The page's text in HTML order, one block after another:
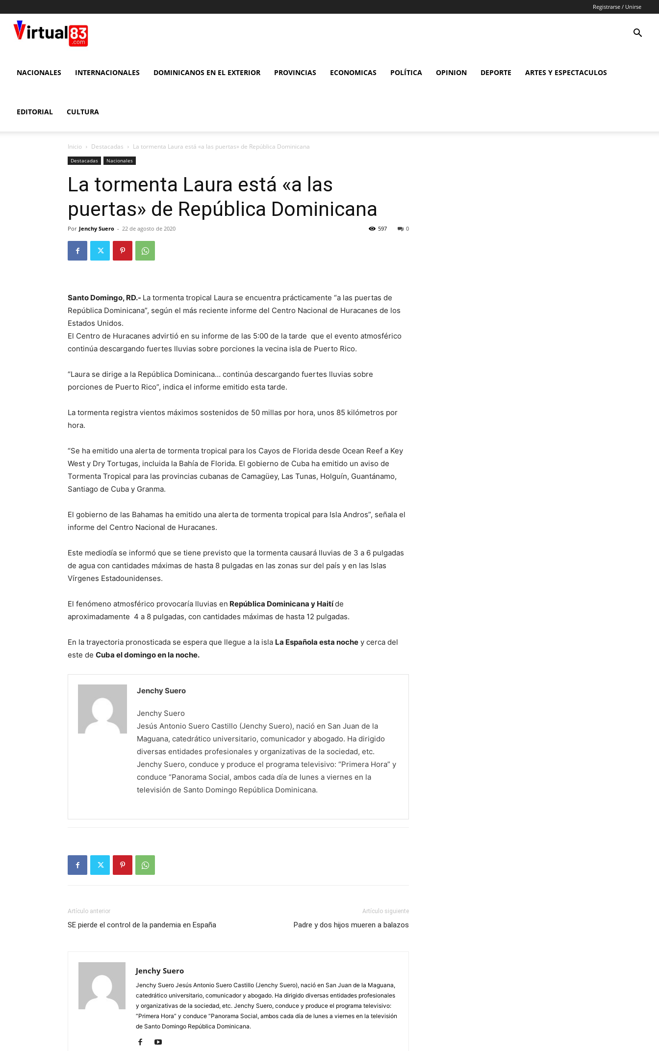
Registrarse / Unirse
83
NACIONALES INTERNACIONALES DOMINICANOS EN EL EXTERIOR PROVINCIAS ECONOMICAS POLÍTICA OPINION DEPORTE ARTES Y ESPECTACULOS
EDITORIAL CULTURA
Inicio Destacadas La tormenta Laura está «a las puertas» de República Dominicana
Destacadas Nacionales
La tormenta Laura está «a las
puertas» de República Dominicana
Por Jenchy Suero - 22 de agosto de 2020 0
597
Santo Domingo, RD.- La tormenta tropical Laura se encuentra prácticamente “a las puertas de
República Dominicana”, según el más reciente informe del Centro Nacional de Huracanes de los
Estados Unidos.
El Centro de Huracanes advirtió en su informe de las 5:00 de la tarde que el evento atmosférico
continúa descargando fuertes lluvias sobre porciones la vecina isla de Puerto Rico.
“Laura se dirige a la República Dominicana… continúa descargando fuertes lluvias sobre
porciones de Puerto Rico”, indica el informe emitido esta tarde.
La tormenta registra vientos máximos sostenidos de 50 millas por hora, unos 85 kilómetros por
hora.
“Se ha emitido una alerta de tormenta tropical para los Cayos de Florida desde Ocean Reef a Key
West y Dry Tortugas, incluida la Bahía de Florida. El gobierno de Cuba ha emitido un aviso de
Tormenta Tropical para las provincias cubanas de Camagüey, Las Tunas, Holguín, Guantánamo,
Santiago de Cuba y Granma.
El gobierno de las Bahamas ha emitido una alerta de tormenta tropical para Isla Andros”, señala el
informe del Centro Nacional de Huracanes.
Este mediodía se informó que se tiene previsto que la tormenta causará lluvias de 3 a 6 pulgadas
de agua con cantidades máximas de hasta 8 pulgadas en las zonas sur del país y en las Islas
Vírgenes Estadounidenses.
El fenómeno atmosférico provocaría lluvias en República Dominicana y Haitíde
aproximadamente 4 a 8 pulgadas, con cantidades máximas de hasta 12 pulgadas.
En la trayectoria pronosticada se espera que llegue a la isla La Española esta noche y cerca del
este de Cuba el domingo en la noche.
Jenchy Suero
Jenchy Suero
Jesús Antonio Suero Castillo (Jenchy Suero), nació en San Juan de la
Maguana, catedrático universitario, comunicador y abogado. Ha dirigido
diversas entidades profesionales y organizativas de la sociedad, etc.
Jenchy Suero, conduce y produce el programa televisivo: “Primera Hora” y
conduce “Panorama Social, ambos cada día de lunes a viernes en la
televisión de Santo Domingo República Dominicana.
Artículo anterior
SE pierde el control de la pandemia en España
Artículo siguiente
Padre y dos hijos mueren a balazos
Jenchy Suero
Jenchy Suero Jesús Antonio Suero Castillo (Jenchy Suero), nació en San Juan de la Maguana,
catedrático universitario, comunicador y abogado. Ha dirigido diversas entidades profesionales
y organizativas de la sociedad, etc. Jenchy Suero, conduce y produce el programa televisivo:
“Primera Hora” y conduce “Panorama Social, ambos cada día de lunes a viernes en la televisión
de Santo Domingo República Dominicana.